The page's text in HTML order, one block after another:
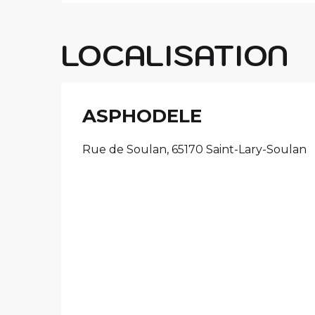
LOCALISATION
ASPHODELE
Rue de Soulan, 65170 Saint-Lary-Soulan